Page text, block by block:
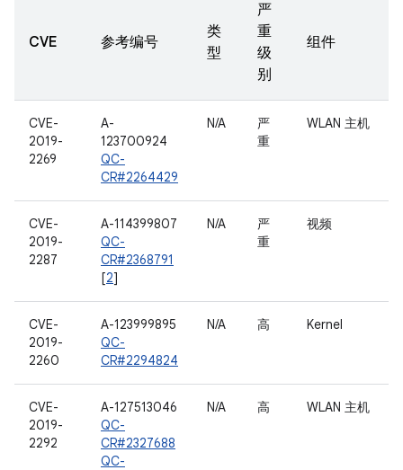
CVE 参考编号
类
型
严
重
级
别
组件
CVE-
2019-
2269
A-
123700924
QC-
CR#2264429
N/A
严
重
WLAN 主机
CVE-
2019-
2287
A-114399807
QC-
CR#2368791
[2]
N/A
严
重
视频
CVE-
2019-
2260
A-123999895
QC-
CR#2294824
N/A 高 Kernel
CVE-
2019-
2292
A-127513046
QC-
CR#2327688
QC-
N/A 高 WLAN 主机